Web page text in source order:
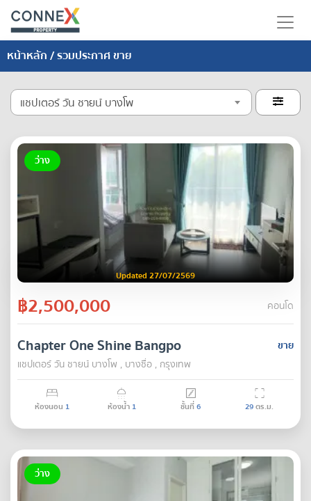
หน้าหลัก/ รวมประกาศ ขาย
แชปเตอร์ วัน ชายน์ บางโพ 
ว่าง
Updated 27/07/2569
฿2,500,000 คอนโด
ขาย
Chapter One Shine Bangpo
แชปเตอร์ วัน ชายน์ บางโพ , บางซื่อ , กรุงเทพ
ห้องนอน 1 ห้องน้ำ 1 ชั้นที่6 29ตร.ม.
ว่าง